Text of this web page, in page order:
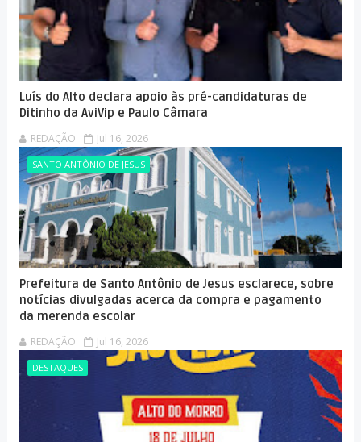
Luís do Alto declara apoio às pré-candidaturas de
Ditinho da AviVip e Paulo Câmara
REDAÇÃO Jul 16, 2026
SANTO ANTÔNIO DE JESUS
Prefeitura de Santo Antônio de Jesus esclarece, sobre
notícias divulgadas acerca da compra e pagamento
da merenda escolar
REDAÇÃO Jul 16, 2026
DESTAQUES